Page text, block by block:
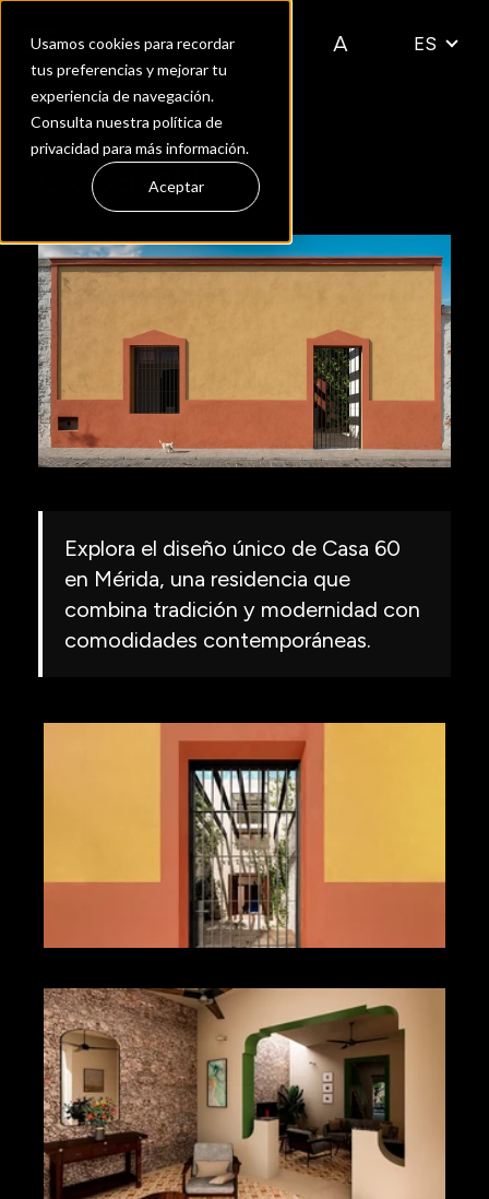
Usamos cookies para recordar
tus preferencias y mejorar tu
experiencia de navegación.
Consulta nuestra política de
privacidad para más información.
Aceptar
ES
Casa 60
Explora el diseño único de Casa 60
en Mérida, una residencia que
combina tradición y modernidad con
comodidades contemporáneas.